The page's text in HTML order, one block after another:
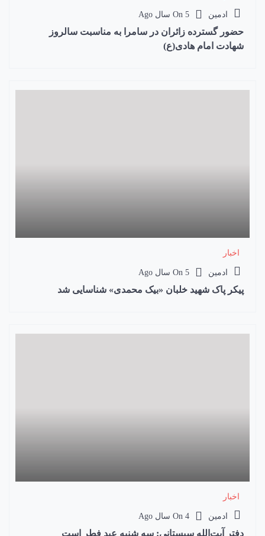
ادمین On 5 سال Ago
حضور گسترده زائران در سامرا به مناسبت سالروز
شهادت امام هادی(ع)
اخبار
ادمین On 5 سال Ago
پیکر پاک شهید خلبان «بیک محمدی» شناسایی شد
اخبار
ادمین On 4 سال Ago
دفتر آیت‌الله سیستانی: سه شنبه عید فطر است